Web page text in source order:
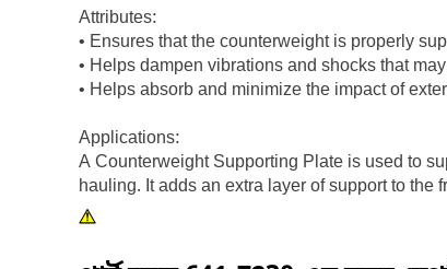
Attributes:
• Ensures that the counterweight is properly
• Helps dampen vibrations and shocks that
• Helps absorb and minimize the impact of
Applications:
A Counterweight Supporting Plate is used to
hauling. It adds an extra layer of support to